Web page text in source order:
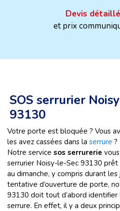
Devis
et prix
SOS serrurier
93130
Votre porte est bloquée ? Vous
les avez cassées dans la serrure ?
Notre service sos serrurerie
serrurier Noisy-le-Sec 93130 prêt
au dimanche, y compris durant
tentative d’ouverture de porte,
93130 doit tout d’abord
serrure. En effet, il y a deux